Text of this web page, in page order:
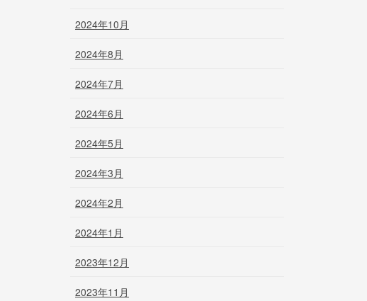
2024年10月
2024年8月
2024年7月
2024年6月
2024年5月
2024年3月
2024年2月
2024年1月
2023年12月
2023年11月